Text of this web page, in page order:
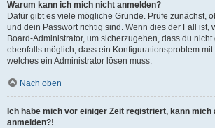
Warum kann ich mich nicht anmelden?
Dafür gibt es viele mögliche Gründe. Prüfe zunächst,
und dein Passwort richtig sind. Wenn dies der Fall ist,
Board-Administrator, um sicherzugehen, dass du
ebenfalls möglich, dass ein Konfigurationsproblem
welches ein Administrator lösen muss.
Nach oben
Ich habe mich vor einiger Zeit registriert, kann mich
anmelden?!